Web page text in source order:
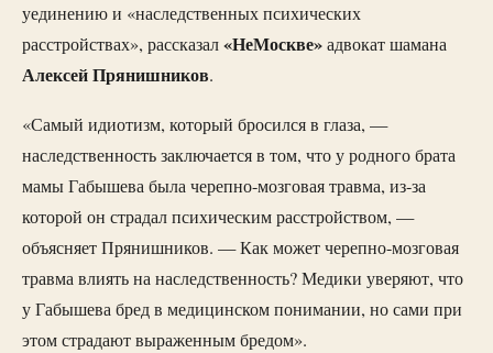
уединению и «наследственных психических
расстройствах», рассказал«НеМоскве»адвокат шамана
АлексейПрянишников.
«Самый идиотизм, который бросился в глаза, —
наследственность заключается в том, что у родного брата
мамы Габышева была черепно-мозговая травма, из-за
которой он страдал психическим расстройством, —
объясняет Прянишников. — Как может черепно-мозговая
травма влиять на наследственность? Медики уверяют, что
у Габышева бред в медицинском понимании, но сами при
этом страдают выраженным бредом».